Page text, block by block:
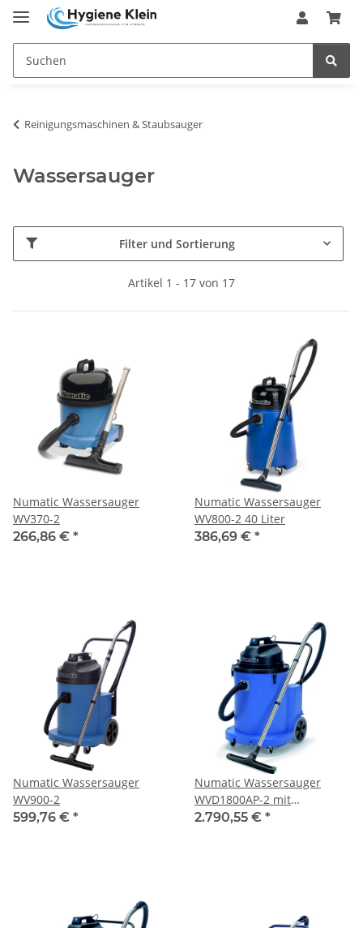
Reinigungsmaschinen & Staubsauger
Wassersauger
Filter und Sortierung
Artikel 1 - 17 von 17
Numatic Wassersauger
WV370-2
266,86 € *
Numatic Wassersauger
WV800-2 40 Liter
386,69 € *
Numatic Wassersauger
WV900-2
599,76 € *
Numatic Wassersauger
WVD1800AP-2 mit
Tauchpumpe
2.790,55 € *